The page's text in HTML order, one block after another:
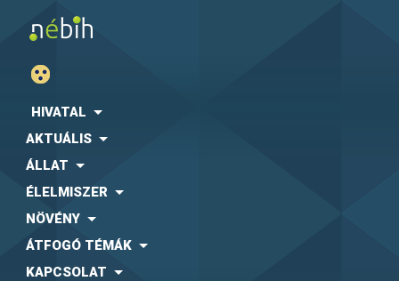
HIVATAL
AKTUÁLIS
ÁLLAT
ÉLELMISZER
NÖVÉNY
ÁTFOGÓ TÉMÁK
KAPCSOLAT